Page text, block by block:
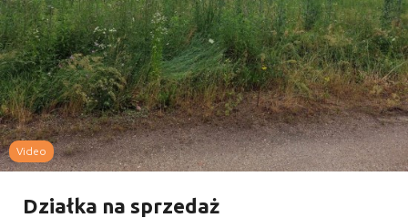
Video
Działka na sprzedaż